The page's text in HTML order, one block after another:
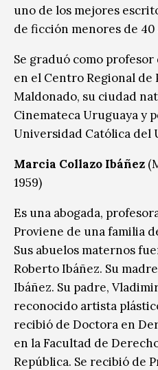
uno de los mejores
de ficción menores de 40
Se graduó como
en el Centro Regional de
Maldonado, su ciudad
Cinemateca Uruguaya y
Universidad Católica del
Marcia Collazo Ibáñez
1959)
Es una abogada,
Proviene de una familia
Sus abuelos maternos
Roberto Ibáñez. Su
Ibáñez. Su padre,
reconocido artista
recibió de Doctora en
en la Facultad de
República. Se recibió de